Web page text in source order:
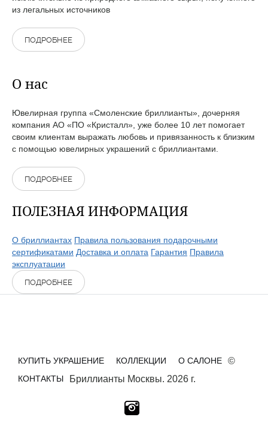
из легальных источников
ПОДРОБНЕЕ
О нас
Ювелирная группа «Смоленские бриллианты», дочерняя
компания АО «ПО «Кристалл», уже более 10 лет помогает
своим клиентам выражать любовь и привязанность к близким
с помощью ювелирных украшений с бриллиантами.
ПОДРОБНЕЕ
ПОЛЕЗНАЯ ИНФОРМАЦИЯ
О бриллиантах Правила пользования подарочными
сертификатами Доставка и оплата Гарантия Правила
эксплуатации
ПОДРОБНЕЕ
КУПИТЬ УКРАШЕНИЕ КОЛЛЕКЦИИ
О САЛОНЕ
КОНТАКТЫ
©
Бриллианты Москвы. 2026 г.